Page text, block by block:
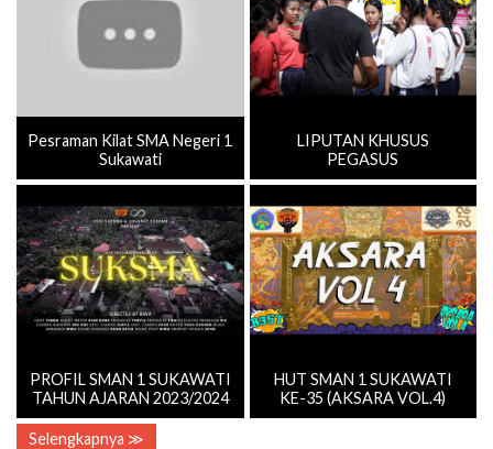
Pesraman Kilat SMA Negeri 1
Sukawati
LIPUTAN KHUSUS
PEGASUS
PROFIL SMAN 1 SUKAWATI
TAHUN AJARAN 2023/2024
HUT SMAN 1 SUKAWATI
KE-35 (AKSARA VOL.4)
Selengkapnya ≫